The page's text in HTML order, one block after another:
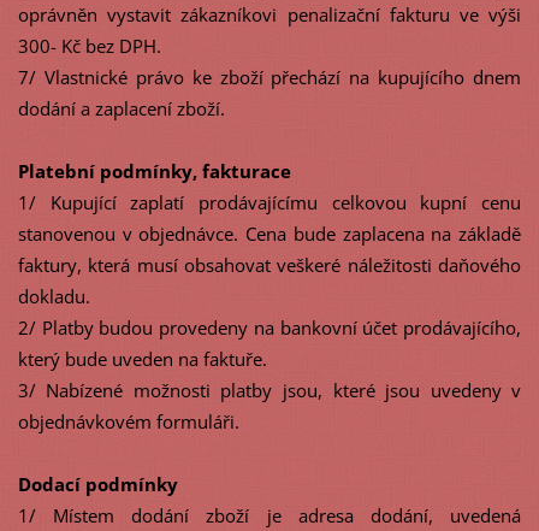
oprávněn vystavit zákazníkovi penalizační fakturu ve výši
300- Kč bez DPH.
7/ Vlastnické právo ke zboží přechází na kupujícího dnem
dodání a zaplacení zboží.
Platební podmínky, fakturace
1/ Kupující zaplatí prodávajícímu celkovou kupní cenu
stanovenou v objednávce. Cena bude zaplacena na základě
faktury, která musí obsahovat veškeré náležitosti daňového
dokladu.
2/ Platby budou provedeny na bankovní účet prodávajícího,
který bude uveden na faktuře.
3/ Nabízené možnosti platby jsou, které jsou uvedeny v
objednávkovém formuláři.
Dodací podmínky
1/ Místem dodání zboží je adresa dodání, uvedená